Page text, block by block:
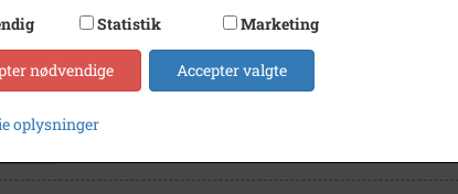
1935
Familien, Johansen, Hans Peder og Anna, Toftevej
Statistik Marketing
nødvendige Accepter valgte
oplysninger